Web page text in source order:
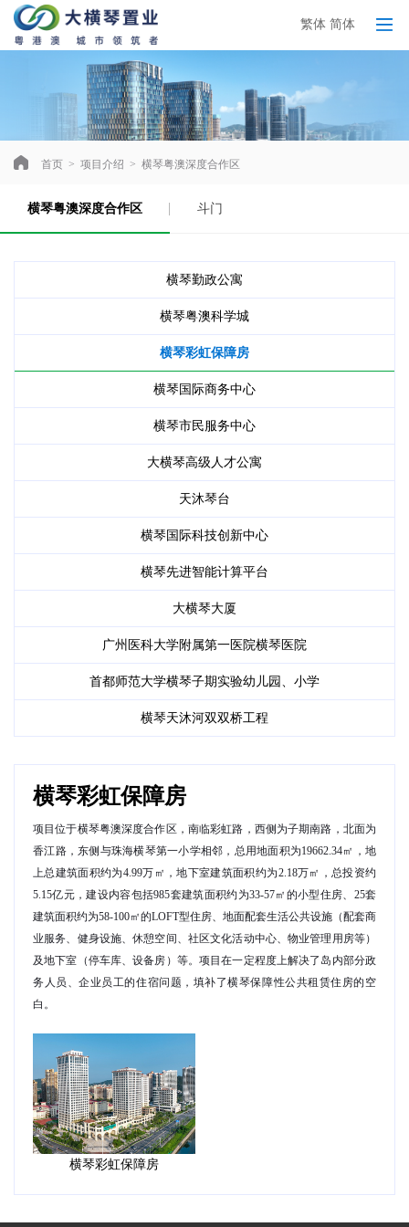
繁体 简体
首页 > 项目介绍 > 横琴粤澳深度合作区
横琴粤澳深度合作区 斗门
横琴勤政公寓
横琴粤澳科学城
横琴彩虹保障房
横琴国际商务中心
横琴市民服务中心
大横琴高级人才公寓
天沐琴台
横琴国际科技创新中心
横琴先进智能计算平台
大横琴大厦
广州医科大学附属第一医院横琴医院
首都师范大学横琴子期实验幼儿园、小学
横琴天沐河双双桥工程
横琴彩虹保障房
项目位于横琴粤澳深度合作区，南临彩虹路，西侧为子期南路，北面为
香江路，东侧与珠海横琴第一小学相邻，总用地面积为19662.34㎡，地
上总建筑面积约为4.99万㎡，地下室建筑面积约为2.18万㎡，总投资约
5.15亿元，建设内容包括985套建筑面积约为33-57㎡的小型住房、25套
建筑面积约为58-100㎡的LOFT型住房、地面配套生活公共设施（配套商
业服务、健身设施、休憩空间、社区文化活动中心、物业管理用房等）
及地下室（停车库、设备房）等。项目在一定程度上解决了岛内部分政
务人员、企业员工的住宿问题，填补了横琴保障性公共租赁住房的空
白。
横琴彩虹保障房